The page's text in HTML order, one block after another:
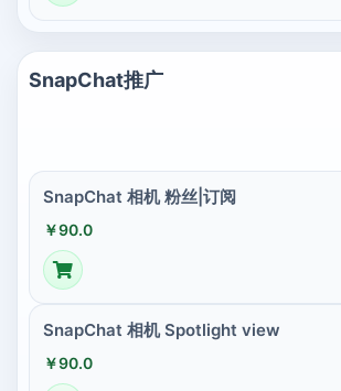
SnapChat推广
SnapChat 相机 粉丝|订阅
￥90.0
SnapChat 相机 Spotlight view
￥90.0